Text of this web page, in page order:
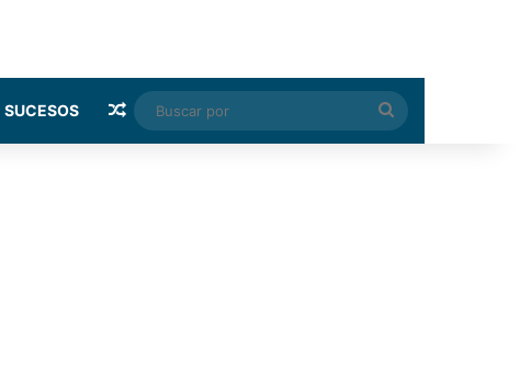
SUCESOS Random Article
Buscar
por